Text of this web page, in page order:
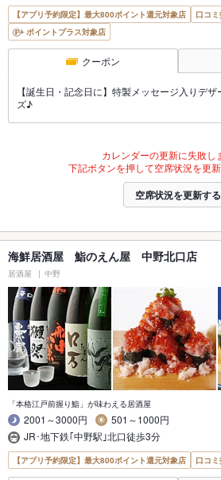
【アプリ予約限定】最大800ポイント還元対象店
口コ
ポイントプラス対象店
クーポン
【誕生日・記念日に】特製メッセージ入りデ
ズ♪
カレンダーの更新に失敗し
下記ボタンを押して空席状況を更新
空席状況を更新する
海鮮居酒屋 鮨のえん屋 中野北口店
居酒屋 中野
「本格江戸前握り鮨」が味わえる居酒屋
2001～3000円
501～1000円
JR･地下鉄｢中野駅｣北口徒歩3分
【アプリ予約限定】最大800ポイント還元対象店 口コ